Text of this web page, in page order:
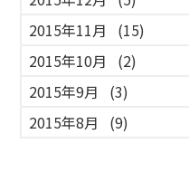
2015年11月
(15)
2015年10月
(2)
2015年9月
(3)
2015年8月
(9)